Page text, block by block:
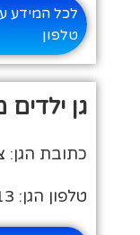
לכל המידע
טלפון
גן
כתובת הגן:
טלפון הגן: 04-6922713